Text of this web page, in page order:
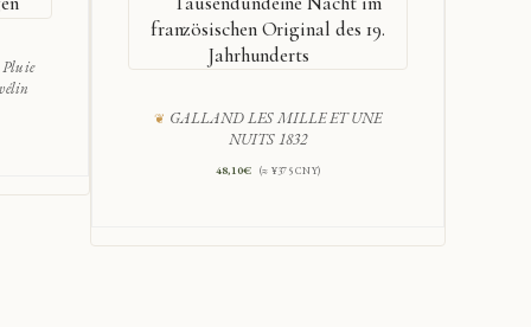
französischen Original des 19.
Jahrhunderts
GALLAND LES MILLE ET UNE
NUITS 1832
48,10€ (≈ ¥375 CNY)